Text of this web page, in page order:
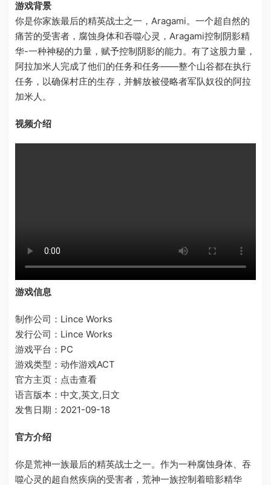
游戏背景
你是你家族最后的精英战士之一，Aragami。一个超自然的
痛苦的受害者，腐蚀身体和吞噬心灵，Aragami控制阴影精
华-一种神秘的力量，赋予控制阴影的能力。有了这股力量，
阿拉加米人完成了他们的任务和任务——整个山谷都在执行
任务，以确保村庄的生存，并解放被侵略者军队奴役的阿拉
加米人。
视频介绍
游戏信息
制作公司：Lince Works
发行公司：Lince Works
游戏平台：PC
游戏类型：动作游戏ACT
官方主页：点击查看
语言版本：中文,英文,日文
发售日期：2021-09-18
官方介绍
你是荒神一族最后的精英战士之一。作为一种腐蚀身体、吞
噬心灵的超自然疾病的受害者，荒神一族控制着暗影精华